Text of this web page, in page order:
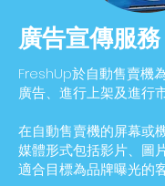
廣告宣傳服務
FreshUp於自動售賣機
廣告、進行上架及進行
在自動售賣機的屏幕或
媒體形式包括影片、圖
適合目標為品牌曝光的客